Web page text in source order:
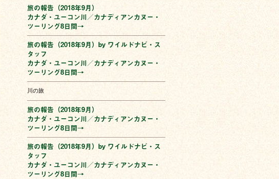
旅の報告（2018年9月）
カナダ・ユーコン川／カナディアンカヌー・
ツーリング8日間→
旅の報告（2018年9月）by ワイルドナビ・ス
タッフ
カナダ・ユーコン川／カナディアンカヌー・
ツーリング8日間→
川の旅
旅の報告（2018年9月）
カナダ・ユーコン川／カナディアンカヌー・
ツーリング8日間→
旅の報告（2018年9月）by ワイルドナビ・ス
タッフ
カナダ・ユーコン川／カナディアンカヌー・
ツーリング8日間→